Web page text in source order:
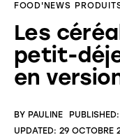
Food’Life
FOOD'NEWS
Les
petit-
en
BY PAULINE PUBLISHED:
UPDATED: 29 OCTOBRE